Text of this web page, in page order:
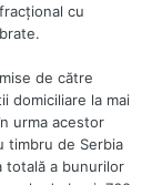
cu
de către
domiciliare la mai
urma acestor
timbru de Serbia
totală a bunurilor